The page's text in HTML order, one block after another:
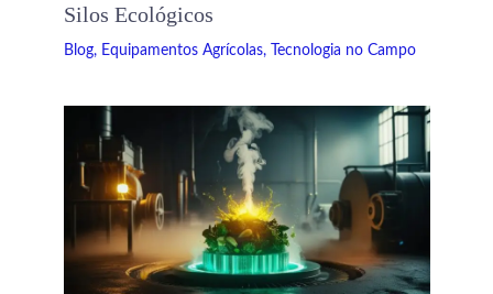
Silos Ecológicos
Blog, Equipamentos Agrícolas, Tecnologia no Campo